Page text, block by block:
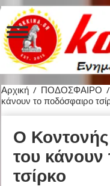
Αρχική / ΠΟΔΟΣΦΑΙΡΟ /
κάνουν το ποδόσφαιρο
Ο Κοντονής
του
τσίρκο